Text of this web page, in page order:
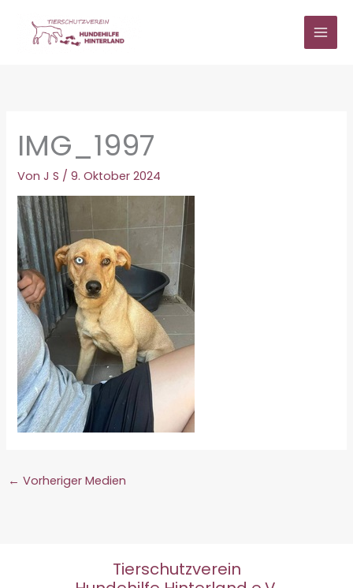
springen
IMG_1997
VonJ S /9. Oktober 2024
← Vorheriger Medien
Tierschutzverein